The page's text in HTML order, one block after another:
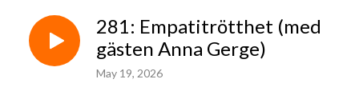
281: Empatitrötthet (med
gästen Anna Gerge)
May 19, 2026